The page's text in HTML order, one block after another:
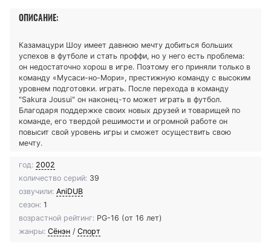
ОПИСАНИЕ:
Казамацури Шоу имеет давнюю мечту добиться больших
успехов в футболе и стать проффи, но у него есть проблема:
он недостаточно хорош в игре. Поэтому его приняли только в
команду «Мусаси-но-Мори», престижную команду с высоким
уровнем подготовки. играть. После перехода в команду
"Sakura Jousui" он наконец-то может играть в футбол.
Благодаря поддержке своих новых друзей и товарищей по
команде, его твердой решимости и огромной работе он
повысит свой уровень игры и сможет осуществить свою
мечту.
год: 2002
количество серий: 39
озвучили: AniDUB
сезон: 1
возрастной рейтинг: PG-16 (от 16 лет)
жанры: Сёнэн / Спорт